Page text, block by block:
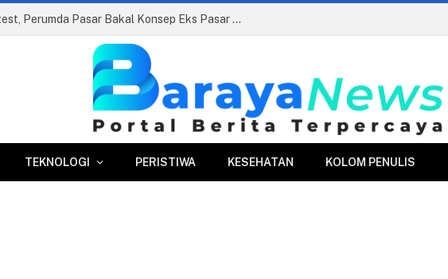
Siapkan Beauty Contest, Perumda Pasar Bakal Konsep Eks Pasar Bogor Jadi Kawasan Terpadu
TEKNOLOGI PERISTIWA KESEHATAN KOLOM PENULIS